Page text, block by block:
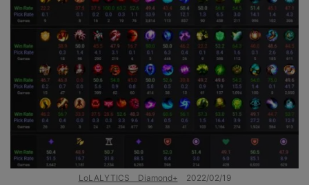
LoLALYTICS Diamond+ 2022/02/19